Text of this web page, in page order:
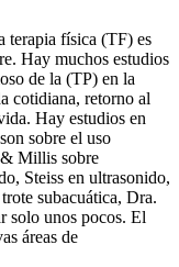
terapia física (TF) es
Hay muchos estudios
de la (TP) en la
cotidiana, retorno al
Hay estudios en
sobre el uso
Millis sobre
Steiss en ultrasonido,
subacuática, Dra.
solo unos pocos. El
áreas de